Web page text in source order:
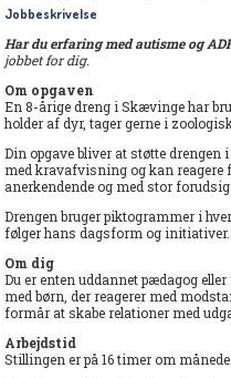
Jobbeskrivelse
Har du erfaring med autisme og
jobbet for dig.
Om opgaven
En 8-årige dreng i Skævinge har
holder af dyr, tager gerne i
Din opgave bliver at støtte drengen
med kravafvisning og kan reagere
anerkendende og med stor
Drengen bruger piktogrammer i
følger hans dagsform og initiativer.
Om dig
Du er enten uddannet pædagog
med børn, der reagerer med
formår at skabe relationer med
Arbejdstid
Stillingen er på 16 timer om